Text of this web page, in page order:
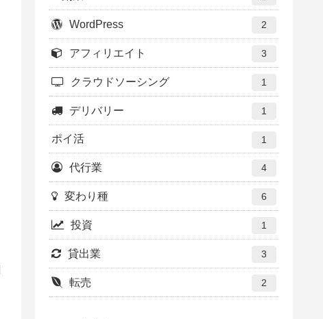
WordPress 2
アフィリエイト 3
クラウドソーシング 1
デリバリー 1
ポイ活 1
代行業 4
変わり種 6
投資 1
貸出業 3
転売 2